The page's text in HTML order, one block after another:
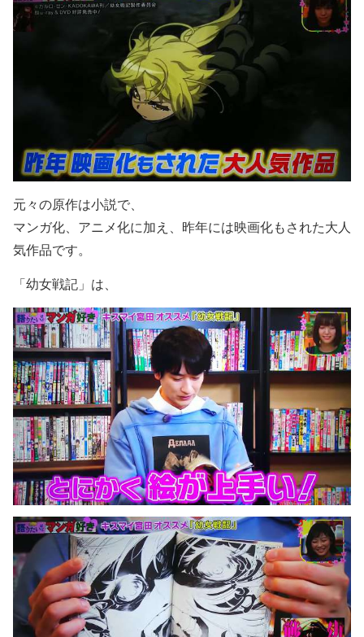
元々の原作は小説で、
マンガ化、アニメ化に加え、昨年には映画化もされた大人
気作品です。
「幼女戦記」は、